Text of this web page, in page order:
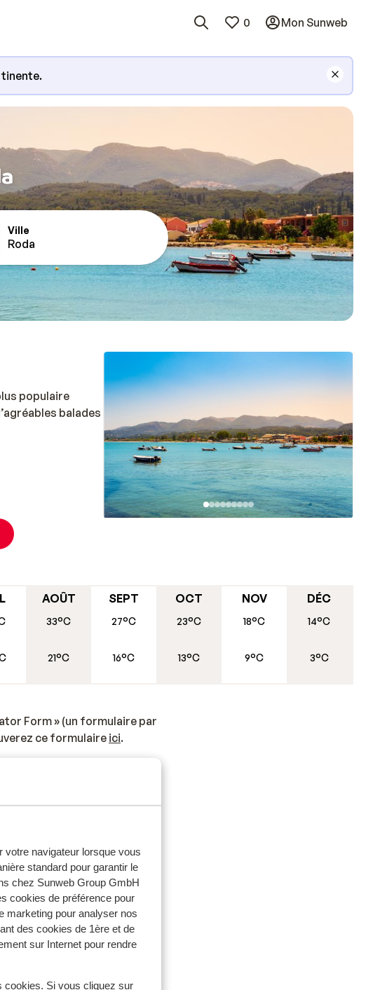
votre navigateur lorsque vous
standard pour garantir le
chez Sunweb Group GmbH
cookies de préférence pour
marketing pour analyser nos
des cookies de 1ère et de
sur Internet pour rendre
cookies. Si vous cliquez sur
0 Mon Sunweb
Ville
Roda
populaire
balades
AOÛT
33°C
21°C
SEPT
27°C
16°C
OCT
23°C
13°C
NOV
18°C
9°C
DÉC
14°C
3°C
Form » (un formulaire par
ce formulaire ici.
compris.